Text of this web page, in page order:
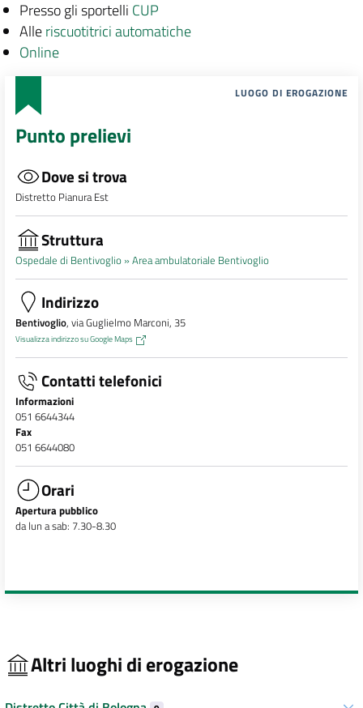
Presso gli sportelli CUP
Alleriscuotitrici automatiche
Online
LUOGO DI EROGAZIONE
Punto prelievi
Dove si trova
Distretto Pianura Est
Struttura
Ospedale di Bentivoglio »Area ambulatoriale Bentivoglio
Indirizzo
Bentivoglio, via Guglielmo Marconi, 35
Visualizza indirizzo su Google Maps
Contatti telefonici
Informazioni
051 6644344
Fax
051 6644080
Orari
Apertura pubblico
da lun a sab: 7.30-8.30
Altri luoghi di erogazione